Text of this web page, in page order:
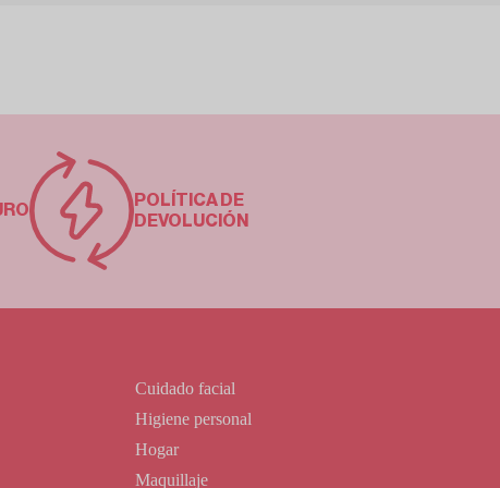
POLÍTICA DE
DEVOLUCIÓN
Cuidado facial
Higiene personal
Hogar
Maquillaje